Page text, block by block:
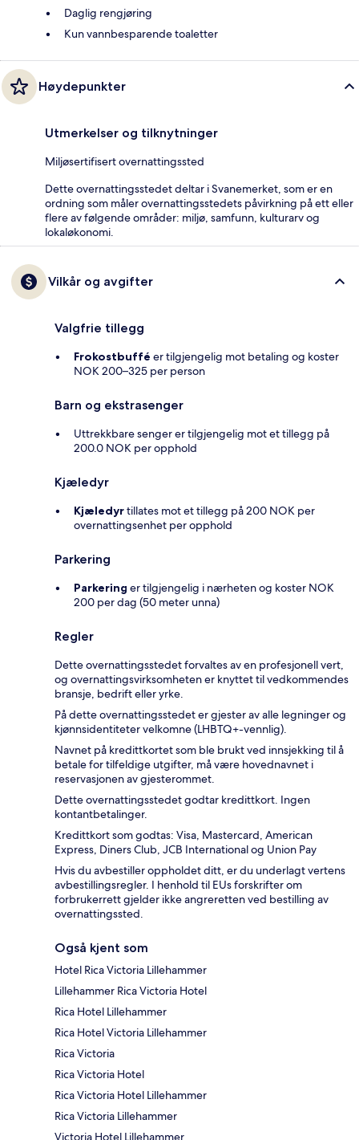
Daglig rengjøring
Kun vannbesparende toaletter
Høydepunkter
Utmerkelser og tilknytninger
Miljøsertifisert overnattingssted
Dette overnattingsstedet deltar i Svanemerket, som er en
ordning som måler overnattingsstedets påvirkning på ett eller
flere av følgende områder: miljø, samfunn, kulturarv og
lokaløkonomi.
Vilkår og avgifter
Valgfrie tillegg
Frokostbuffé er tilgjengelig mot betaling og koster
NOK 200–325 per person
Barn og ekstrasenger
Uttrekkbare senger er tilgjengelig mot et tillegg på
200.0 NOK per opphold
Kjæledyr
Kjæledyrtillates mot et tillegg på 200 NOK per
overnattingsenhet per opphold
Parkering
Parkering er tilgjengelig i nærheten og koster NOK
200 per dag (50 meter unna)
Regler
Dette overnattingsstedet forvaltes av en profesjonell vert,
og overnattingsvirksomheten er knyttet til vedkommendes
bransje, bedrift eller yrke.
På dette overnattingsstedet er gjester av alle legninger og
kjønnsidentiteter velkomne (LHBTQ+-vennlig).
Navnet på kredittkortet som ble brukt ved innsjekking til å
betale for tilfeldige utgifter, må være hovednavnet i
reservasjonen av gjesterommet.
Dette overnattingsstedet godtar kredittkort. Ingen
kontantbetalinger.
Kredittkort som godtas: Visa, Mastercard, American
Express, Diners Club, JCB International og Union Pay
Hvis du avbestiller oppholdet ditt, er du underlagt vertens
avbestillingsregler. I henhold til EUs forskrifter om
forbrukerrett gjelder ikke angreretten ved bestilling av
overnattingssted.
Også kjent som
Hotel Rica Victoria Lillehammer
Lillehammer Rica Victoria Hotel
Rica Hotel Lillehammer
Rica Hotel Victoria Lillehammer
Rica Victoria
Rica Victoria Hotel
Rica Victoria Hotel Lillehammer
Rica Victoria Lillehammer
Victoria Hotel Lillehammer